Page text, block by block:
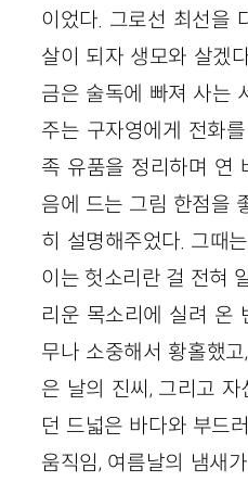
이었다. 그로선 최선을
살이 되자 생모와 살겠
금은 술독에 빠져 사는
주는 구자영에게 전화
족 유품을 정리하며 연
음에 드는 그림 한점을
히 설명해주었다. 그때
이는 헛소리란 걸 전혀
리운 목소리에 실려 온
무나 소중해서 황홀했
은 날의 진씨, 그리고
던 드넓은 바다와 부드
움직임, 여름날의 냄새